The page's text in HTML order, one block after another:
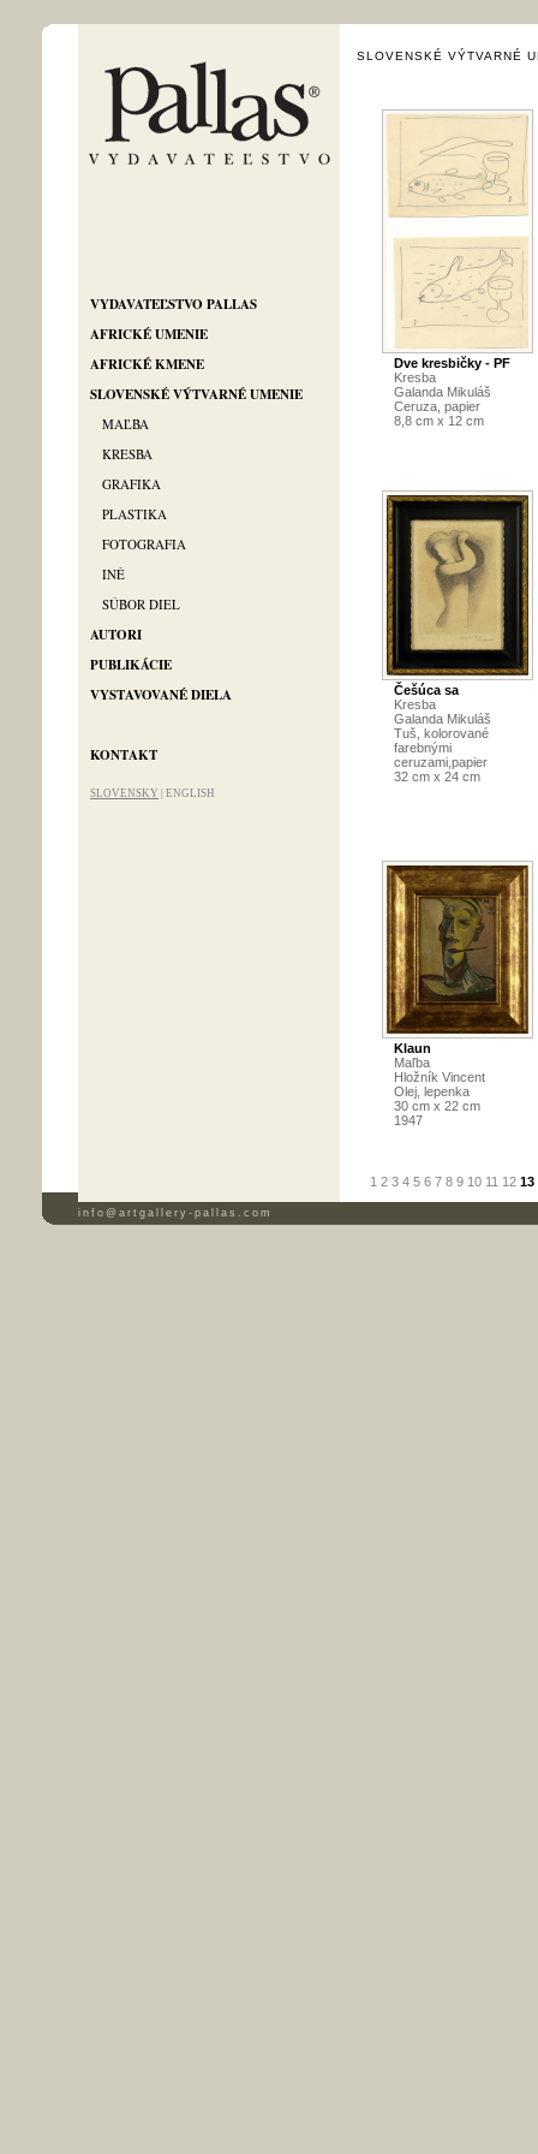
VYDAVATEĽSTVO PALLAS
AFRICKÉ UMENIE
AFRICKÉ KMENE
SLOVENSKÉ VÝTVARNÉ UMENIE
MAĽBA
KRESBA
GRAFIKA
PLASTIKA
FOTOGRAFIA
INÉ
SÚBOR DIEL
AUTORI
PUBLIKÁCIE
VYSTAVOVANÉ DIELA
KONTAKT
SLOVENSKY ENGLISH
SLOVENSKÉ VÝTVARNÉ
Dve kresbičky - PF
Kresba
Galanda Mikuláš
Ceruza, papier
8,8 cm x 12 cm
Češúca sa
Kresba
Galanda Mikuláš
Tuš, kolorované
farebnými
ceruzami,papier
32 cm x 24 cm
Klaun
Maľba
Hložník Vincent
Olej, lepenka
30 cm x 22 cm
1947
1 2 3 4 5 6 7 8 9 10 11 12 13
info@artgallery-pallas.com